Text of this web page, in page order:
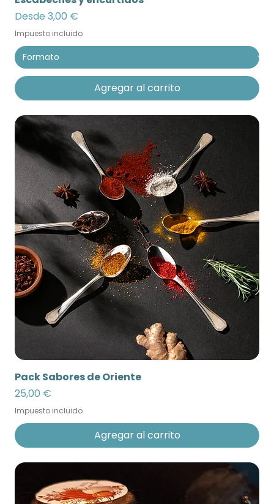
Desde 3,00 €
Precio de oferta
Impuesto incluido
Agregar al carrito
Pack Sabores de Oriente
Precio
25,00 €
Impuesto incluido
Agregar al carrito